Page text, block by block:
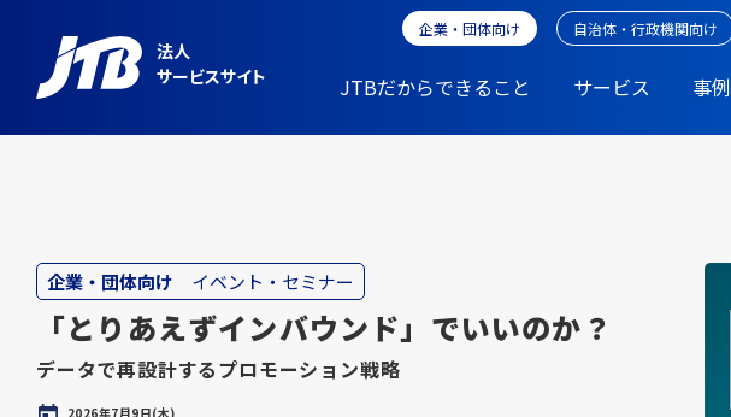
法人
サービスサイト
企業・団体向け 自治体・行政機関向け
JTBだからできること サービス 事例
企業・団体向け イベント・セミナー
「とりあえずインバウンド」でいいのか？
データで再設計するプロモーション戦略
2026年7月9日(木)